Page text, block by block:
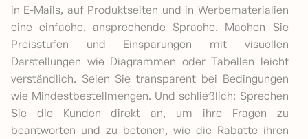
in E-Mails, auf Produktseiten und in Werbematerialien
eine einfache, ansprechende Sprache. Machen Sie
Preisstufen und Einsparungen mit visuellen
Darstellungen wie Diagrammen oder Tabellen leicht
verständlich. Seien Sie transparent bei Bedingungen
wie Mindestbestellmengen. Und schließlich: Sprechen
Sie die Kunden direkt an, um ihre Fragen zu
beantworten und zu betonen, wie die Rabatte ihren